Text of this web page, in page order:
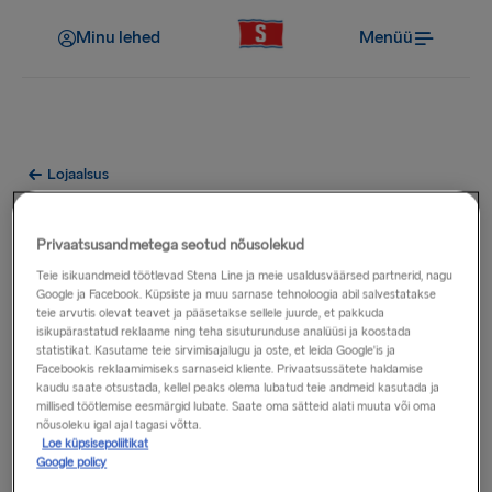
Minu lehed Menüü
Lojaalsus
tasemele?
Teenige esimese 12 kuu jooksul 7500 punkti ning teid
uuendatakse automaatselt Gold liikmeks.
Kui teie staatust on tõstetud, hakkab kehtima uus liikmesuse
aasta, mille alguseks määratakse selle kuu lõpp, millal teid
uuele tasemele tõsteti.
Privaatsusandmetega seotud nõusolekud
Teie isikuandmeid töötlevad Stena Line ja meie usaldusväärsed partnerid, nagu
Google ja Facebook. Küpsiste ja muu sarnase tehnoloogia abil salvestatakse
teie arvutis olevat teavet ja pääsetakse sellele juurde, et pakkuda
isikupärastatud reklaame ning teha sisuturunduse analüüsi ja koostada
statistikat. Kasutame teie sirvimisajalugu ja oste, et leida Google'is ja
Facebookis reklaamimiseks sarnaseid kliente. Privaatsussätete haldamise
kaudu saate otsustada, kellel peaks olema lubatud teie andmeid kasutada ja
millised töötlemise eesmärgid lubate. Saate oma sätteid alati muuta või oma
nõusoleku igal ajal tagasi võtta.
Loe küpsisepoliitikat
Google policy